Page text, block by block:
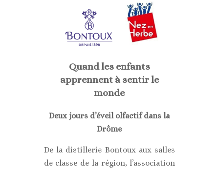
Quand les enfants
apprennent à sentir le
monde
Deux jours d’éveil olfactif dans la
Drôme
De la distillerie Bontoux aux salles
de classe de la région, l’association